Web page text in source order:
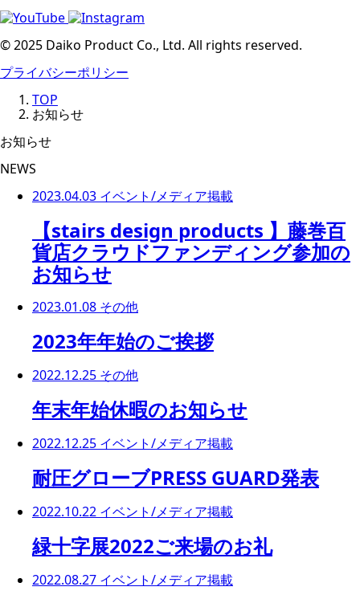
© 2025 Daiko Product Co., Ltd. All rights reserved.
プライバシーポリシー
TOP
お知らせ
お知らせ
NEWS
2023.04.03 イベント/メディア掲載
【stairs design products 】藤巻百
貨店クラウドファンディング参加の
お知らせ
2023.01.08 その他
2023年年始のご挨拶
2022.12.25 その他
年末年始休暇のお知らせ
2022.12.25 イベント/メディア掲載
耐圧グローブPRESS GUARD発表
2022.10.22 イベント/メディア掲載
緑十字展2022ご来場のお礼
2022.08.27 イベント/メディア掲載